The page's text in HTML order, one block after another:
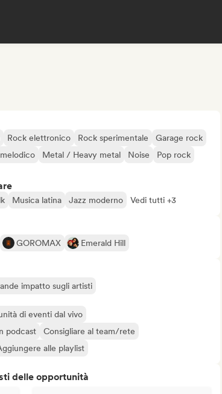
Rock elettronico Rock sperimentale
Garage rock
Metal / Heavy metal Noise
Pop rock
Musica latina Jazz moderno Vedi tutti +3
GOROMAX Emerald Hill
impatto sugli artisti
di eventi dal vivo
podcast
Consigliare al team/rete
alle playlist
delle opportunità